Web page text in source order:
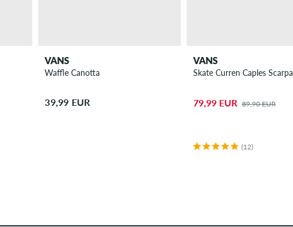
VANS
Waffle Canotta
39,99 EUR
VANS
Skate Curren Caples Scarpa
79,99 EUR 89,90 EUR
(12)